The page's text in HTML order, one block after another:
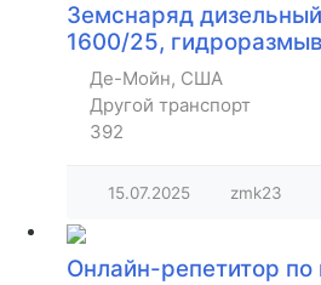
Земснаряд
1600/25,
Де-Мойн, США
Другой транспорт
392
15.07.2025 zmk23
Онлайн-репетитор по